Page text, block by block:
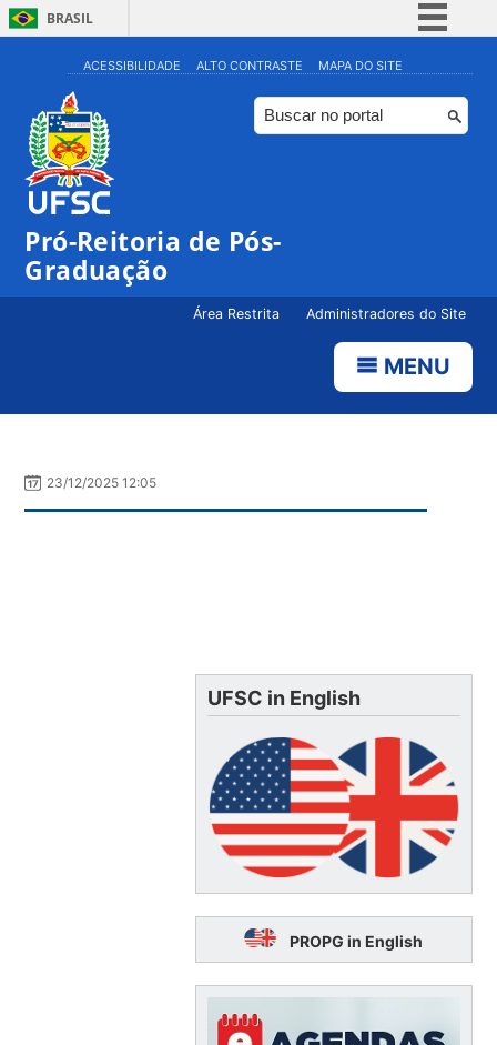
BRASIL
Simplifique!
Comunica BR
Participe
ACESSIBILIDADE ALTO CONTRASTE MAPA DO SITE
Pró-Reitoria de Pós-
Graduação
Área Restrita Administradores do Site
MENU
23/12/2025 12:05
UFSC in English
PROPG in English